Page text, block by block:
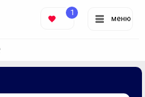
меню
1